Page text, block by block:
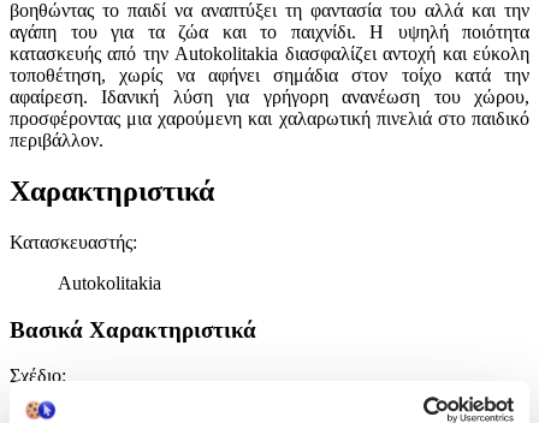
βοηθώντας το παιδί να αναπτύξει τη φαντασία του αλλά και την
αγάπη του για τα ζώα και το παιχνίδι. Η υψηλή ποιότητα
κατασκευής από την Autokolitakia διασφαλίζει αντοχή και εύκολη
τοποθέτηση, χωρίς να αφήνει σημάδια στον τοίχο κατά την
αφαίρεση. Ιδανική λύση για γρήγορη ανανέωση του χώρου,
προσφέροντας μια χαρούμενη και χαλαρωτική πινελιά στο παιδικό
περιβάλλον.
Χαρακτηριστικά
Κατασκευαστής:
Autokolitakia
Βασικά Χαρακτηριστικά
Σχέδιο: